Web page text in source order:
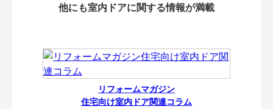
他にも室内ドアに関する情報が満載
リフォームマガジン
住宅向け室内ドア関連コラム